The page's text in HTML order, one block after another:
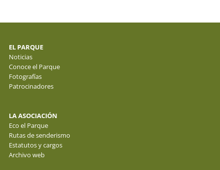
EL PARQUE
Noticias
Conoce el Parque
Fotografías
Patrocinadores
LA ASOCIACIÓN
Eco el Parque
Rutas de senderismo
Estatutos y cargos
Archivo web